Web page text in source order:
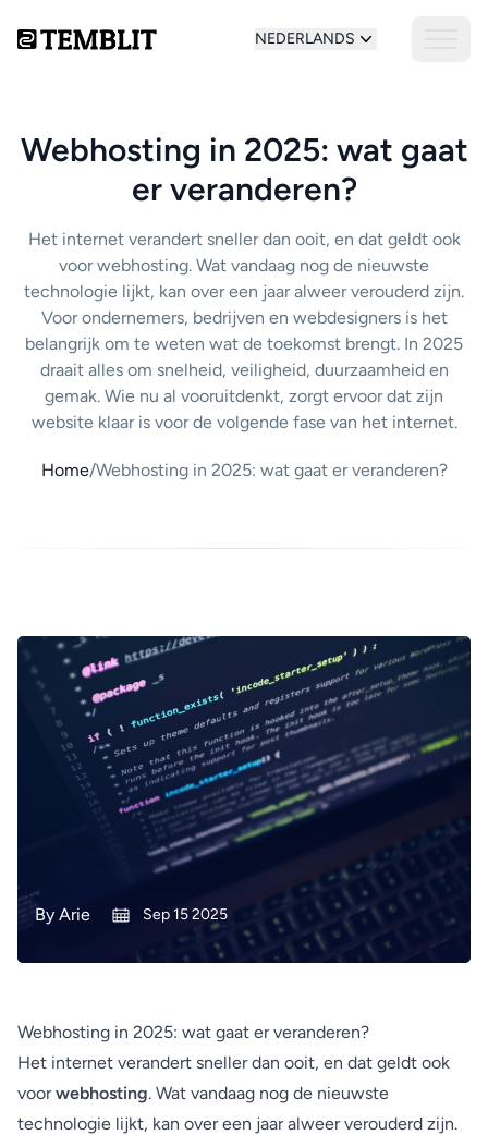
NEDERLANDS
Webhosting in 2025: wat gaat
er veranderen?
Het internet verandert sneller dan ooit, en dat geldt ook
voor webhosting. Wat vandaag nog de nieuwste
technologie lijkt, kan over een jaar alweer verouderd zijn.
Voor ondernemers, bedrijven en webdesigners is het
belangrijk om te weten wat de toekomst brengt. In 2025
draait alles om snelheid, veiligheid, duurzaamheid en
gemak. Wie nu al vooruitdenkt, zorgt ervoor dat zijn
website klaar is voor de volgende fase van het internet.
Home/Webhosting in 2025: wat gaat er veranderen?
ByArie Sep 15 2025
Webhosting in 2025: wat gaat er veranderen?
Het internet verandert sneller dan ooit, en dat geldt ook
voorwebhosting. Wat vandaag nog de nieuwste
technologie lijkt, kan over een jaar alweer verouderd zijn.